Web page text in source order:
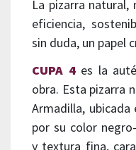
La pizarra
eficiencia,
sin duda, un papel
CUPA 4es la
obra. Esta pizarra
Armadilla, ubicada
por su color
y textura fina,